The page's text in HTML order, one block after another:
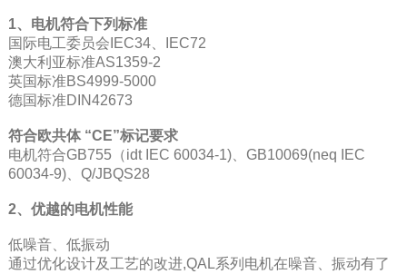
1、电机符合下列标准
国际电工委员会IEC34、IEC72
澳大利亚标准AS1359-2
英国标准BS4999-5000
德国标准DIN42673
符合欧共体 “CE”标记要求
电机符合GB755（idt IEC 60034-1)、GB10069(neq IEC
60034-9)、Q/JBQS28
2、优越的电机性能
低噪音、低振动
通过优化设计及工艺的改进,QAL系列电机在噪音、振动有了